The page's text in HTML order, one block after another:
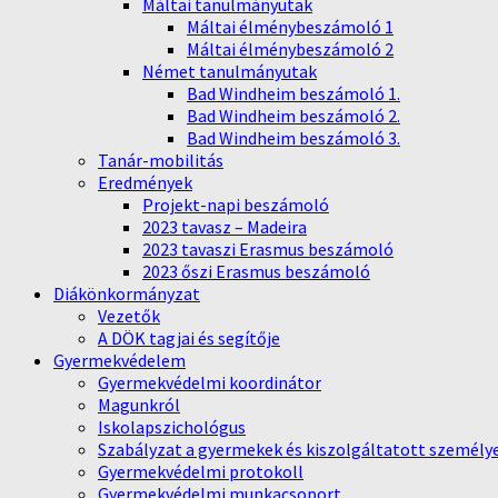
Máltai tanulmányutak
Máltai élménybeszámoló 1
Máltai élménybeszámoló 2
Német tanulmányutak
Bad Windheim beszámoló 1.
Bad Windheim beszámoló 2.
Bad Windheim beszámoló 3.
Tanár-mobilitás
Eredmények
Projekt-napi beszámoló
2023 tavasz – Madeira
2023 tavaszi Erasmus beszámoló
2023 őszi Erasmus beszámoló
Diákönkormányzat
Vezetők
A DÖK tagjai és segítője
Gyermekvédelem
Gyermekvédelmi koordinátor
Magunkról
Iskolapszichológus
Szabályzat a gyermekek és kiszolgáltatott
Gyermekvédelmi protokoll
Gyermekvédelmi munkacsoport